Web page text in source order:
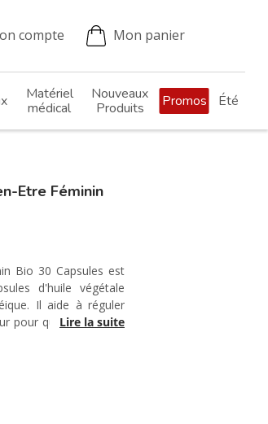
compte Mon panier
Matériel
médical
Nouveaux
Produits
Promos Été
Etre Féminin
Bio 30 Capsules est
d'huile végétale
Il aide à réguler
pour qu'elle retrouve
Lire la suite